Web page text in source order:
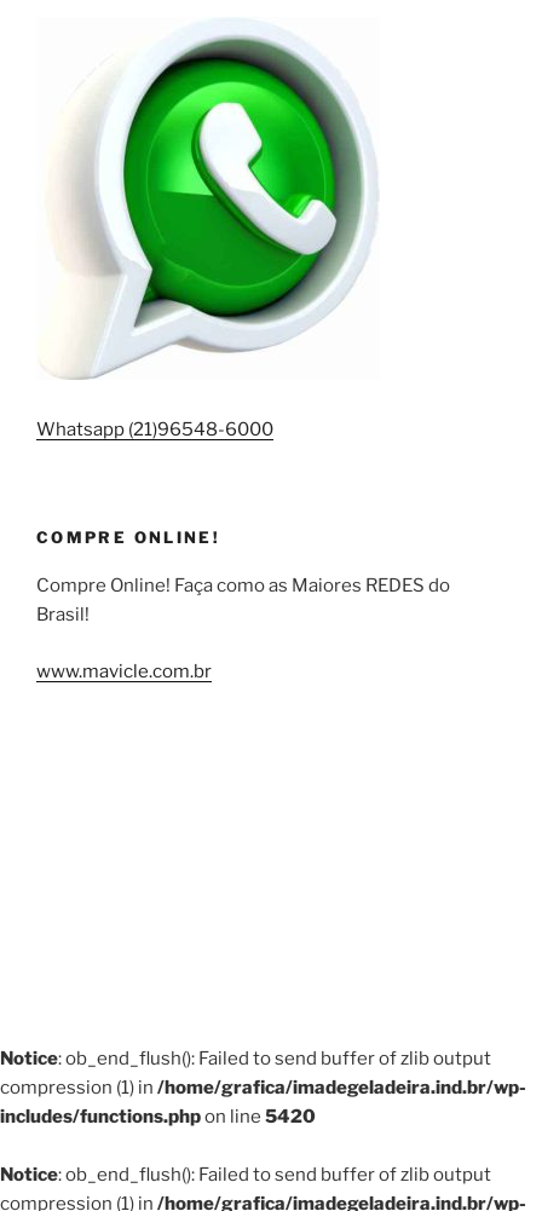
Whatsapp (21)96548-6000
COMPRE ONLINE!
Compre Online! Faça como as Maiores REDES do
Brasil!
www.mavicle.com.br
Notice: ob_end_flush(): Failed to send buffer of zlib output
compression (1) in /home/grafica/imadegeladeira.ind.br/wp-
includes/functions.phpon line 5420
Notice: ob_end_flush(): Failed to send buffer of zlib output
compression (1) in /home/grafica/imadegeladeira.ind.br/wp-